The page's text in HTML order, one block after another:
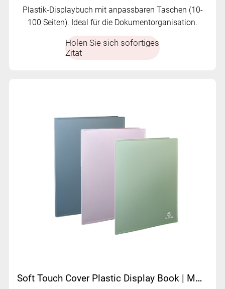
Plastik-Displaybuch mit anpassbaren Taschen (10-
100 Seiten). Ideal für die Dokumentorganisation.
Holen Sie sich sofortiges
Zitat
Soft Touch Cover Plastic Display Book | MO-MFO-009